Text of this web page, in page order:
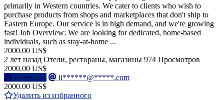
primarily in Western countries. We cater to clients who wish to
purchase products from shops and marketplaces that don't ship to
Eastern Europe. Our service is in high demand, and we're growing
fast! Job Overview: We are looking for dedicated, home-based
individuals, such as stay-at-home ...
2000.00 US$
2 лет назад Отели, рестораны, магазины 974 Просмотров
2000.00 US$
Написать
li******@*****.com
2000.00 US$
Удалить из избранного